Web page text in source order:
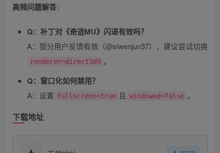
高频问题解答​：
Q：补丁对《奇迹MU》闪退有效吗？​
A：部分用户反馈有效（@siwenjun37），建议尝试切换
renderer=direct3d9 。
Q：窗口化如何禁用？​
A：设置 fullscreen=true 且 windowed=false 。
下载地址